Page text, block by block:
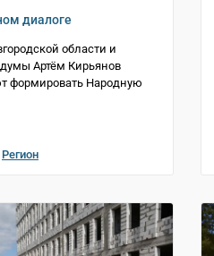
диалоге
области и
Артём Кирьянов
формировать Народную
Регион